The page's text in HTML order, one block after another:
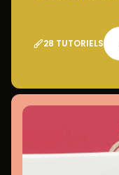
28 TUTORIELS